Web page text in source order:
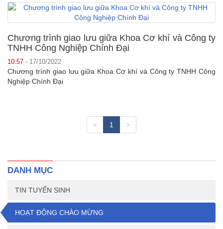
Chương trình giao lưu giữa Khoa Cơ khí và Công ty
TNHH Công Nghiệp Chính Đại
10:57 - 17/10/2022
Chương trình giao lưu giữa Khoa Cơ khí và Công ty TNHH Công
Nghiệp Chính Đại
< 1 >
DANH MỤC
TIN TUYỂN SINH
HOẠT ĐỘNG CHÀO MỪNG